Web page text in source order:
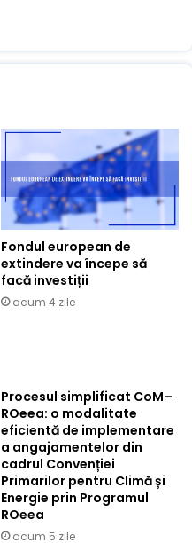
Fondul european de
extindere va începe să
facă investiții
acum 4 zile
Procesul simplificat CoM–
ROeea: o modalitate
eficientă de implementare
a angajamentelor din
cadrul Convenției
Primarilor pentru Climă și
Energie prin Programul
ROeea
acum 5 zile